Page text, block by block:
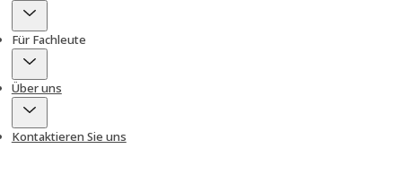
Für Fachleute
Über uns
Kontaktieren Sie uns